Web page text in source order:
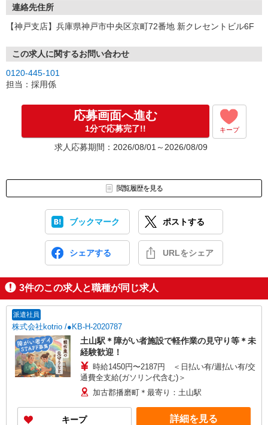
連絡先住所
【神戸支店】兵庫県神戸市中央区京町72番地 新クレセントビル6F
この求人に関するお問い合わせ
0120-445-101
担当：採用係
応募画面へ進む
1分で応募完了!! キープ
求人応募期間：2026/08/01～2026/08/09
閲覧履歴を見る
ブックマーク ポストする
シェアする URLをシェア
3件のこの求人と職種が同じ求人
派遣社員
株式会社kotrio /●KB-H-2020787
土山駅＊障がい者施設で軽作業の見守り等＊未
経験歓迎！
時給1450円〜2187円 ＜日払い有/週払い有/交
通費全支給(ガソリン代含む)＞
加古郡播磨町＊最寄り：土山駅
キープ 詳細を見る